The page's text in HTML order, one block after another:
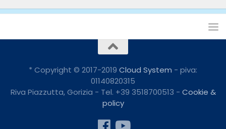
* Copyright © 2017-2019 Cloud System - piva:
01140820315
Riva Piazzutta, Gorizia - Tel. +39 3518700513 - Cookie &
policy